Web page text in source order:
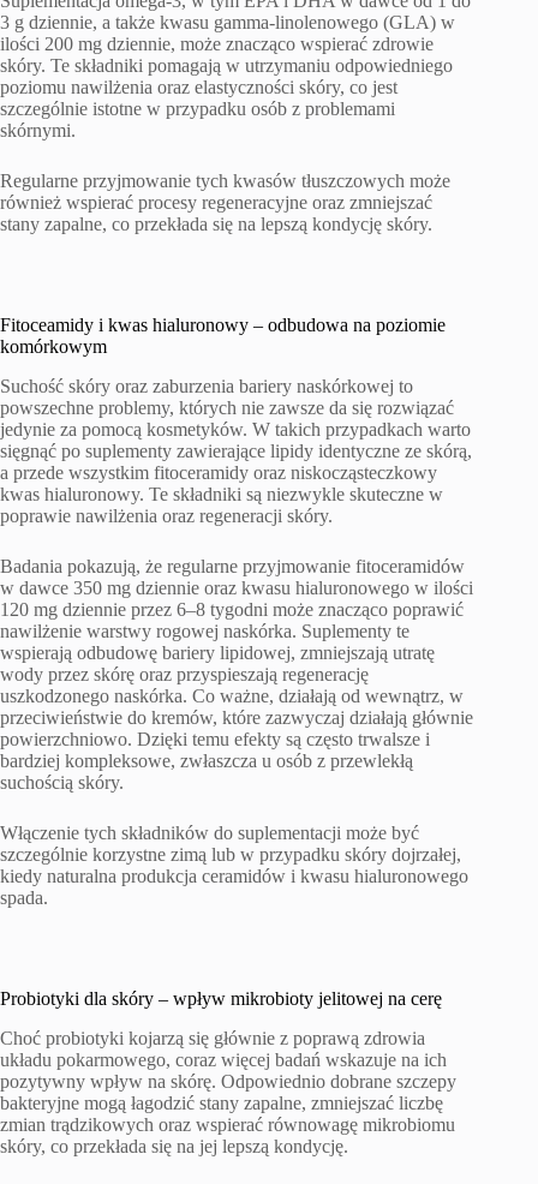
3 g dziennie, a także kwasu gamma-linolenowego (GLA) w
ilości 200 mg dziennie, może znacząco wspierać zdrowie
skóry. Te składniki pomagają w utrzymaniu odpowiedniego
poziomu nawilżenia oraz elastyczności skóry, co jest
szczególnie istotne w przypadku osób z problemami
skórnymi.
Regularne przyjmowanie tych kwasów tłuszczowych może
również wspierać procesy regeneracyjne oraz zmniejszać
stany zapalne, co przekłada się na lepszą kondycję skóry.
Fitoceamidy i kwas hialuronowy – odbudowa na poziomie
komórkowym
Suchość skóry oraz zaburzenia bariery naskórkowej to
powszechne problemy, których nie zawsze da się rozwiązać
jedynie za pomocą kosmetyków. W takich przypadkach warto
sięgnąć po suplementy zawierające lipidy identyczne ze skórą,
a przede wszystkim fitoceramidy oraz niskocząsteczkowy
kwas hialuronowy. Te składniki są niezwykle skuteczne w
poprawie nawilżenia oraz regeneracji skóry.
Badania pokazują, że regularne przyjmowanie fitoceramidów
w dawce 350 mg dziennie oraz kwasu hialuronowego w ilości
120 mg dziennie przez 6–8 tygodni może znacząco poprawić
nawilżenie warstwy rogowej naskórka. Suplementy te
wspierają odbudowę bariery lipidowej, zmniejszają utratę
wody przez skórę oraz przyspieszają regenerację
uszkodzonego naskórka. Co ważne, działają od wewnątrz, w
przeciwieństwie do kremów, które zazwyczaj działają głównie
powierzchniowo. Dzięki temu efekty są często trwalsze i
bardziej kompleksowe, zwłaszcza u osób z przewlekłą
suchością skóry.
Włączenie tych składników do suplementacji może być
szczególnie korzystne zimą lub w przypadku skóry dojrzałej,
kiedy naturalna produkcja ceramidów i kwasu hialuronowego
spada.
Probiotyki dla skóry – wpływ mikrobioty jelitowej na cerę
Choć probiotyki kojarzą się głównie z poprawą zdrowia
układu pokarmowego, coraz więcej badań wskazuje na ich
pozytywny wpływ na skórę. Odpowiednio dobrane szczepy
bakteryjne mogą łagodzić stany zapalne, zmniejszać liczbę
zmian trądzikowych oraz wspierać równowagę mikrobiomu
skóry, co przekłada się na jej lepszą kondycję.